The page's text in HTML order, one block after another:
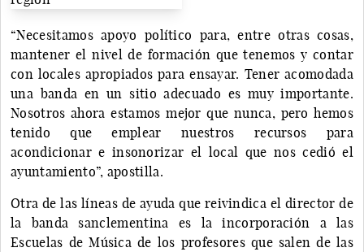
“Necesitamos apoyo político para, entre otras cosas,
mantener el nivel de formación que tenemos y contar
con locales apropiados para ensayar. Tener acomodada
una banda en un sitio adecuado es muy importante.
Nosotros ahora estamos mejor que nunca, pero hemos
tenido que emplear nuestros recursos para
acondicionar e insonorizar el local que nos cedió el
ayuntamiento”, apostilla.
Otra de las líneas de ayuda que reivindica el director de
la banda sanclementina es la incorporación a las
Escuelas de Música de los profesores que salen de las